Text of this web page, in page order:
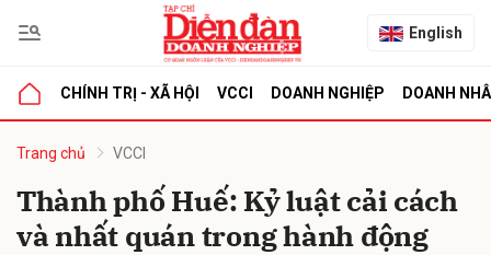
English
CHÍNH TRỊ - XÃ HỘI VCCI DOANH NGHIỆP DOANH
Trang chủ VCCI
Thành phố Huế: Kỷ luật cải cách
và nhất quán trong hành động
luận